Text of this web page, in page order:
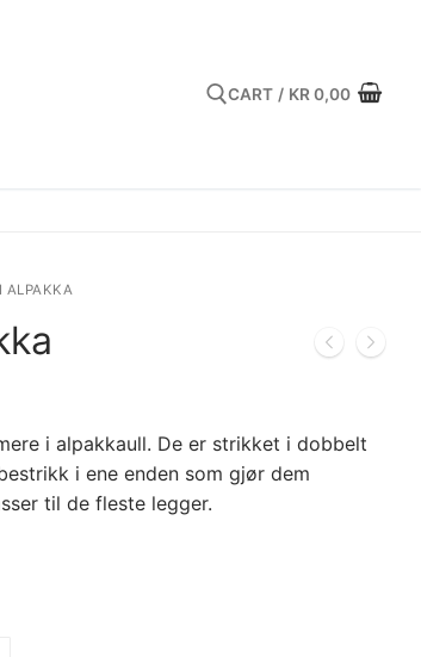
CART / KR 0,00
ALPAKKA
i alpakkaull. De er strikket i dobbelt
i ene enden som gjør dem
til de fleste legger.